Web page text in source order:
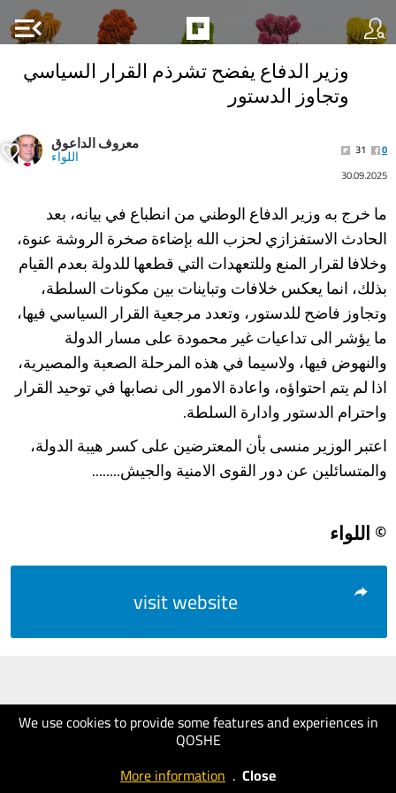
menu_open
We use cookies to provide some features and experiences in
QOSHE
More information . Close
وزير الدفاع يفضح تشرذم القرار السياسي
وتجاوز الدستور
معروف الداعوق
اللواء 31
0
30.09.2025
ما خرج به وزير الدفاع الوطني من انطباع في بيانه، بعد
الحادث الاستفزازي لحزب الله بإضاءة صخرة الروشة عنوة،
وخلافا لقرار المنع وللتعهدات التي قطعها للدولة بعدم القيام
بذلك، انما يعكس خلافات وتباينات بين مكونات السلطة،
وتجاوز فاضح للدستور، وتعدد مرجعية القرار السياسي فيها،
ما يؤشر الى تداعيات غير محمودة على مسار الدولة
والنهوض فيها، ولاسيما في هذه المرحلة الصعبة والمصيرية،
اذا لم يتم احتواؤه، واعادة الامور الى نصابها في توحيد القرار
واحترام الدستور وادارة السلطة.
اعتبر الوزير منسى بأن المعترضين على كسر هيبة الدولة،
والمتسائلين عن دور القوى الامنية والجيش........
© اللواء
visit website